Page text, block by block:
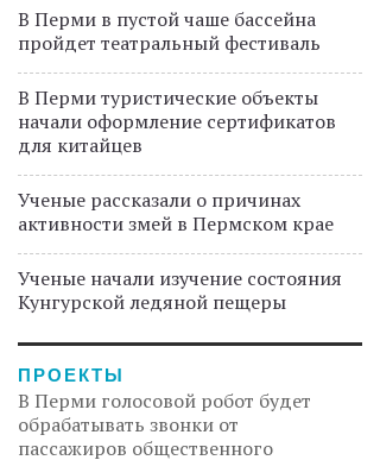
В Перми в пустой чаше бассейна
пройдет театральный фестиваль
В Перми туристические объекты
начали оформление сертификатов
для китайцев
Ученые рассказали о причинах
активности змей в Пермском крае
Ученые начали изучение состояния
Кунгурской ледяной пещеры
ПРОЕКТЫ
В Перми голосовой робот будет
обрабатывать звонки от
пассажиров общественного